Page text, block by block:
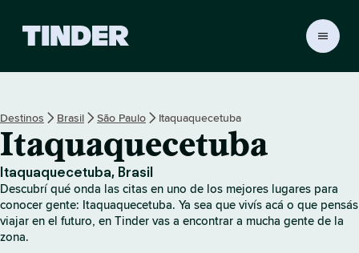
o
e
T
i
n
d
Destinos Brasil São Paulo Itaquaquecetuba
Itaquaquecetuba
Itaquaquecetuba, Brasil
Descubrí qué onda las citas en uno de los mejores lugares para
conocer gente: Itaquaquecetuba. Ya sea que vivís acá o que pensás
viajar en el futuro, en Tinder vas a encontrar a mucha gente de la
zona.